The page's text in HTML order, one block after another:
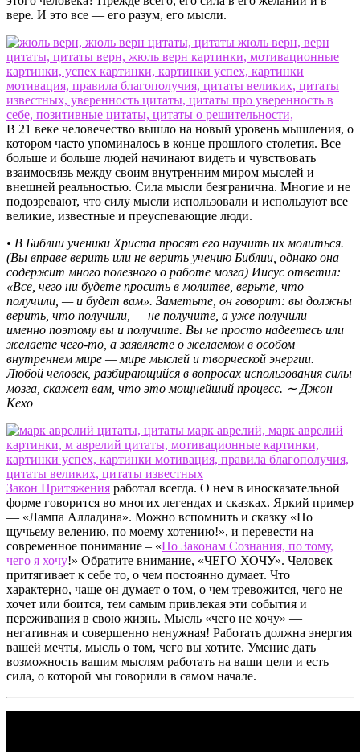
вере. И это все — его разум, его мысли.
В 21 веке человечество вышло на новый уровень мышления, о
котором часто упоминалось в конце прошлого столетия. Все
больше и больше людей начинают видеть и чувствовать
взаимосвязь между своим внутренним миром мыслей и
внешней реальностью. Сила мысли безгранична. Многие и не
подозревают, что силу мысли использовали и используют все
великие, известные и преуспевающие люди.
• В Библии ученики Христа просят его научить их молиться.
(Вы вправе верить или не верить учению Библии, однако она
содержит много полезного о работе мозга) Иисус ответил:
«Все, чего ни будете просить в молитве, верьте, что
получили, — и будет вам». Заметьте, он говорит: вы должны
верить, что получили, — не получите, а уже получили —
именно поэтому вы и получите. Вы не просто надеетесь или
желаете чего-то, а заявляете о желаемом в особом
внутреннем мире — мире мыслей и творческой энергии.
Любой человек, разбирающийся в вопросах использования силы
мозга, скажет вам, что это мощнейший процесс. ∼ Джон
Кехо
Закон Притяжения работал всегда. О нем в иносказательной
форме говорится во многих легендах и сказках. Яркий пример
— «Лампа Алладина». Можно вспомнить и сказку «По
щучьему велению, по моему хотению!», и перевести на
современное понимание – «По Законам Сознания, по тому,
чего я хочу!» Обратите внимание, «ЧЕГО ХОЧУ». Человек
притягивает к себе то, о чем постоянно думает. Что
характерно, чаще он думает о том, о чем тревожится, чего не
хочет или боится, тем самым привлекая эти события и
переживания в свою жизнь. Мысль «чего не хочу» —
негативная и совершенно ненужная! Работать должна энергия
вашей мечты, мысль о том, чего вы хотите. Умение дать
возможность вашим мыслям работать на ваши цели и есть
сила, о которой мы говорили в самом начале.